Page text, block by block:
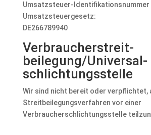
Umsatzsteuer-Identifikationsnummer
Umsatzsteuergesetz:
DE266789940
Verbraucher­streit­
beilegung/Universal­
schlichtungs­stelle
Wir sind nicht bereit oder verpflichtet,
Streitbeilegungsverfahren vor einer
Verbraucherschlichtungsstelle